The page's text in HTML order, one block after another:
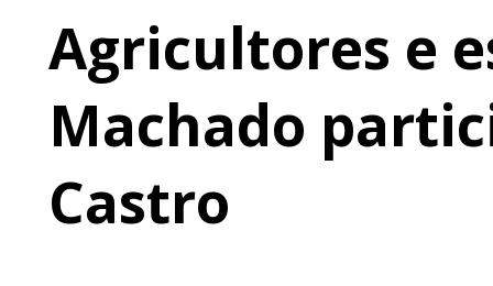
Agricultores e
Machado
Castro